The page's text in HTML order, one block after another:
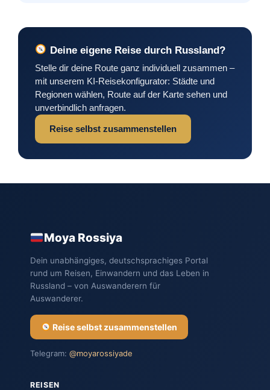
Deine eigene Reise durch Russland?
Stelle dir deine Route ganz individuell zusammen –
mit unserem KI-Reisekonfigurator: Städte und
Regionen wählen, Route auf der Karte sehen und
unverbindlich anfragen.
Reise selbst zusammenstellen
Moya Rossiya
Dein unabhängiges, deutschsprachiges Portal
rund um Reisen, Einwandern und das Leben in
Russland – von Auswanderern für
Auswanderer.
Reise selbst zusammenstellen
Telegram: @moyarossiyade
REISEN